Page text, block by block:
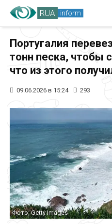
RUA inform
Португалия
тонн песка, чтобы
что из этого
09.06.2026 в 15:24 293
Фото: Getty Images